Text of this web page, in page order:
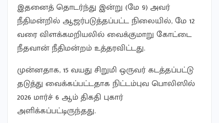
இதனைத் தொடர்ந்து இன்று (மே 9) அவர்
நீதிமன்றில் ஆஜர்படுத்தப்பட்ட நிலையில், மே 12
வரை விளக்கமறியலில் வைக்குமாறு கோட்டை
நீதவான் நீதிமன்றம் உத்தரவிட்டது.
முன்னதாக, 15 வயது சிறுமி ஒருவர் கடத்தப்பட்டு
தடுத்து வைக்கப்பட்டதாக நிட்டம்புவ பொலிஸில்
2026 மார்ச் 6 ஆம் திகதி புகார்
அளிக்கப்பட்டிருந்தது.